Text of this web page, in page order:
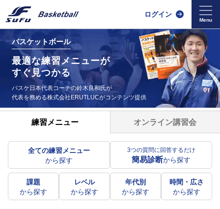
ログイン
バスケットボール
最適な練習メニューが
すぐ見つかる
バスケ日本代表コーチの鈴木良和氏が
代表を務める株式会社ERUTLUCがコンテンツ提供
練習メニュー オンライン講習会
全ての練習メニュー
から探す
3つの質問に回答するだけ
簡易診断から探す
課題
から探す
レベル
から探す
年代別
から探す
時間・広さ
から探す